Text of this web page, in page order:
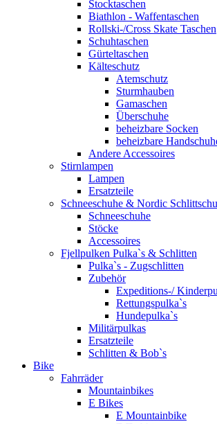
Stocktaschen
Biathlon - Waffentaschen
Rollski-/Cross Skate Taschen
Schuhtaschen
Gürteltaschen
Kälteschutz
Atemschutz
Sturmhauben
Gamaschen
Überschuhe
beheizbare Socken
beheizbare
Andere Accessoires
Stirnlampen
Lampen
Ersatzteile
Schneeschuhe & Nordic
Schneeschuhe
Stöcke
Accessoires
Fjellpulken Pulka`s & Schlitten
Pulka`s - Zugschlitten
Zubehör
Expeditions-/
Rettungspulka`s
Hundepulka`s
Militärpulkas
Ersatzteile
Schlitten & Bob`s
Bike
Fahrräder
Mountainbikes
E Bikes
E Mountainbike